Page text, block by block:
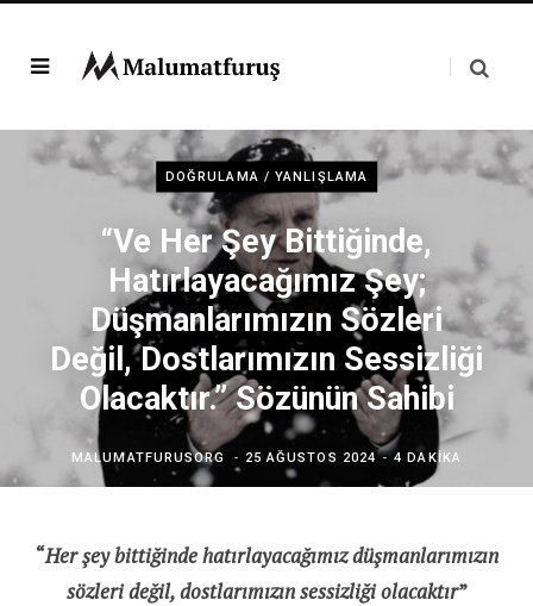
DOĞRULAMA / YANLIŞLAMA
“Ve Her Şey Bittiğinde,
Hatırlayacağımız Şey;
Düşmanlarımızın Sözleri
Değil, Dostlarımızın Sessizliği
Olacaktır.” Sözünün Sahibi
MALUMATFURUSORG 25 AĞUSTOS 2024 4 DAKIKA
“Her şey bittiğinde hatırlayacağımız düşmanlarımızın
sözleri değil, dostlarımızın sessizliği olacaktır”